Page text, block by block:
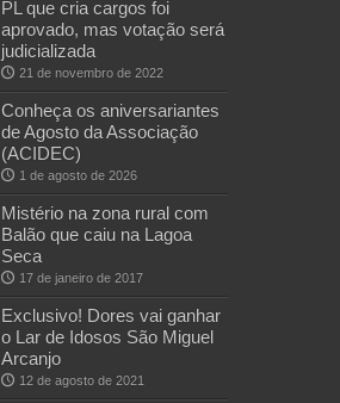
PL que cria cargos foi
aprovado, mas votação será
judicializada
21 de novembro de 2022
Conheça os aniversariantes
de Agosto da Associação
(ACIDEC)
1 de agosto de 2026
Mistério na zona rural com
Balão que caiu na Lagoa
Seca
17 de janeiro de 2017
Exclusivo! Dores vai ganhar
o Lar de Idosos São Miguel
Arcanjo
12 de agosto de 2021